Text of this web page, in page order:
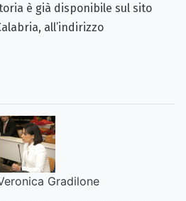
è già disponibile sul sito
all’indirizzo
Gradilone